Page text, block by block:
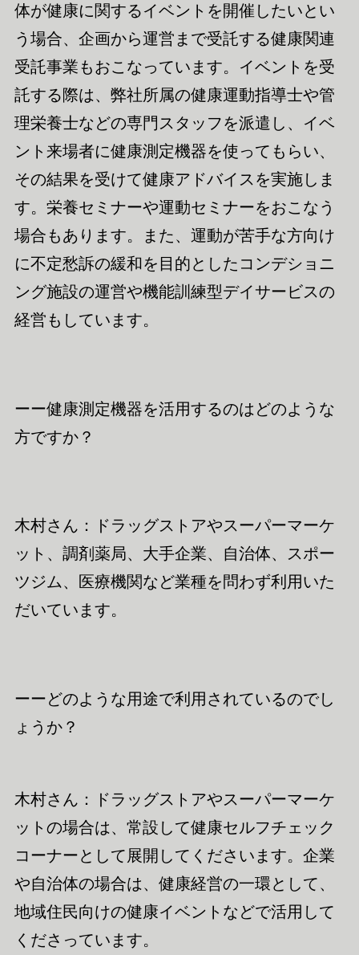
体が健康に関するイベントを開催したいとい
う場合、 企画から運営まで受託する健康関連
受託事業もおこなっています。イベントを受
託する際は、弊社所属の健康運動指導士や管
理栄養士などの専門 スタッフを派遣し、イベ
ント来場者に健康測定機器を使ってもらい、
その結果を受けて健康アドバイスを実施しま
す。栄養セミナーや運動セミナーをおこなう
場合もあります。また、運動が苦手な方向け
に不定愁訴の緩和を目的としたコンデショニ
ング施設の運営や機能訓練型デイサービスの
経営もしています。
ーー健康測定機器を活用するのはどのような
方ですか？
木村さん：ドラッグストアやスーパーマーケ
ット、調剤薬局、大手企業、自治体、スポー
ツジム、医療機関など業種を問わず利用いた
だいています。
ーーどのような用途で利用されているのでし
ょうか？
木村さん：ドラッグストアやスーパーマーケ
ットの場合は、常設して健康セルフチェック
コーナーとして展開 してくださいます。企業
や自治体の場合は、健康経営の一環として、
地域住民向けの健康イベントなどで活用して
くださっています。